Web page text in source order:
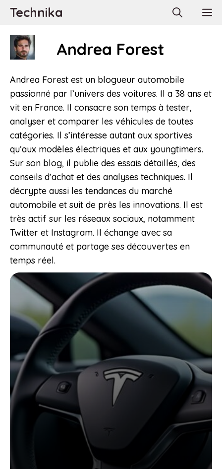
Aller
contenu
Technika
Andrea Forest
Andrea Forest est un blogueur automobile
passionné par l’univers des voitures. Il a 38 ans et
vit en France. Il consacre son temps à tester,
analyser et comparer les véhicules de toutes
catégories. Il s’intéresse autant aux sportives
qu’aux modèles électriques et aux youngtimers.
Sur son blog, il publie des essais détaillés, des
conseils d’achat et des analyses techniques. Il
décrypte aussi les tendances du marché
automobile et suit de près les innovations. Il est
très actif sur les réseaux sociaux, notamment
Twitter et Instagram. Il échange avec sa
communauté et partage ses découvertes en
temps réel.